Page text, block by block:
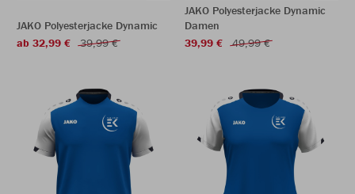
JAKO Polyesterjacke Dynamic
ab 32,99 €
39,99 €
JAKO Polyesterjacke Dynamic
Damen
39,99 €
49,99 €